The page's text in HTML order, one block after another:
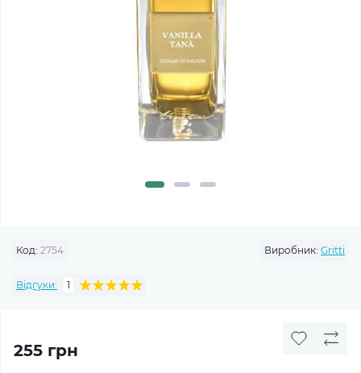
Код: 2754 Виробник: Gritti
Відгуки: 1
255 грн